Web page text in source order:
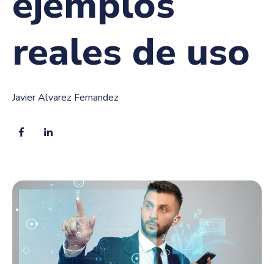
reales de uso
Javier Alvarez Fernandez